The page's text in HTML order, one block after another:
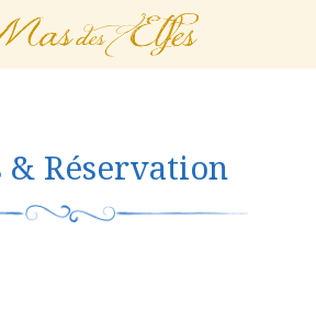
Réservation